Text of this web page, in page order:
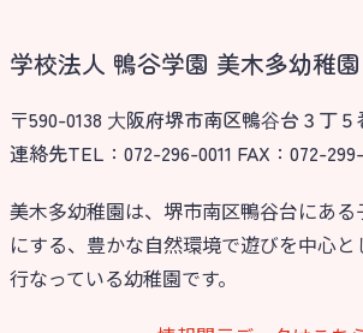
学校法人 鴨谷学園 美木多幼稚園
〒590-0138 ⼤阪府堺市南区鴨⾕台３丁
連絡先TEL：072-296-0011 FAX：072-
美木多幼稚園は、堺市南区鴨谷台にあ
にする、豊かな自然環境で遊びを中心
行なっている幼稚園です。